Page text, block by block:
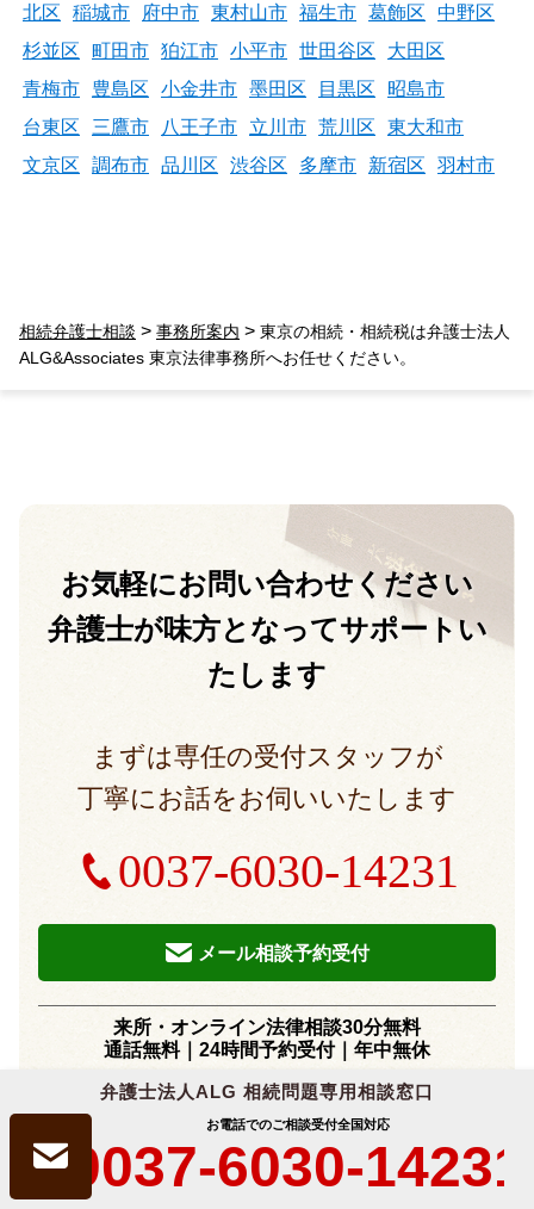
弁護士法人ALG 相続問題専用相談窓口
お電話でのご相談受付全国対応
0037-6030-14231
北区
稲城市 府中市 東村山市 福生市 葛飾区
中野区
杉並区
町田市 狛江市 小平市 世田谷区
大田区
青梅市
豊島区 小金井市 墨田区 目黒区
昭島市
台東区
三鷹市 八王子市 立川市 荒川区
東大和市
文京区
調布市 品川区 渋谷区 多摩市 新宿区 羽村市
相続弁護士相談 > 事務所案内 > 東京の相続・相続税は弁護士法人
ALG&Associates 東京法律事務所へお任せください。
お気軽にお問い合わせください
弁護士が味方となってサポートい
たします
まずは専任の受付スタッフが
丁寧にお話をお伺いいたします
0037-6030-14231
メール相談予約受付
来所・オンライン法律相談30分無料
通話無料｜24時間予約受付｜年中無休
※法律相談は、受付予約後となりますので、直接弁護士にはお繋ぎでき
※国際案件の相談に関しましては別途こちらをご覧ください。
※事案により無料法律相談に対応できない場合がございます。